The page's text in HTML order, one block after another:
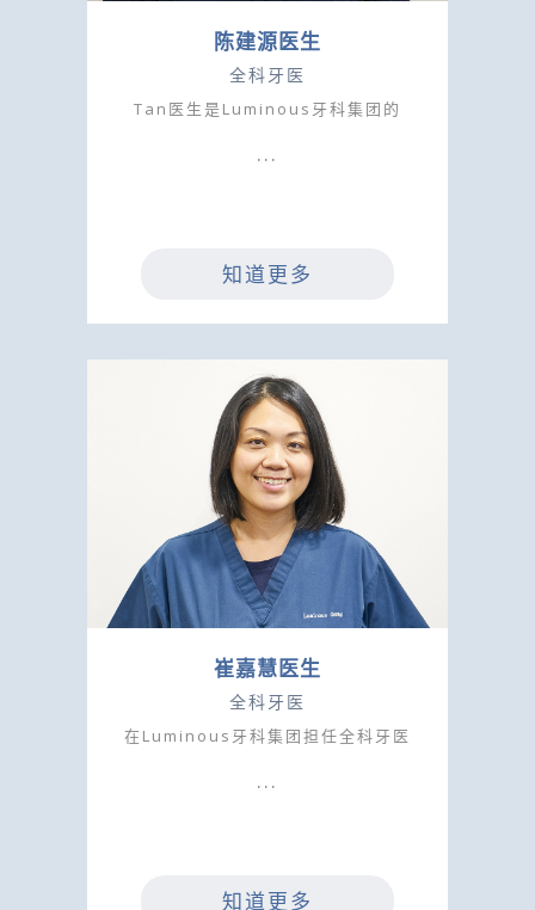
陈建源医生
全科牙医
Tan医生是Luminous牙科集团的
知道更多
崔嘉慧医生
全科牙医
在Luminous牙科集团担任全科牙医
知道更多